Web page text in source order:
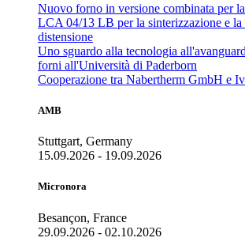
Nuovo forno in versione combinata per
LCA 04/13 LB per la sinterizzazione e la
distensione
Uno sguardo alla tecnologia
forni all'Università di Paderborn
Cooperazione tra Nabertherm GmbH e
AMB
Stuttgart, Germany
15.09.2026 - 19.09.2026
Micronora
Besançon, France
29.09.2026 - 02.10.2026